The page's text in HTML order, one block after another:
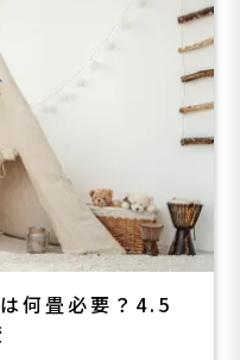
何畳必要？4.5